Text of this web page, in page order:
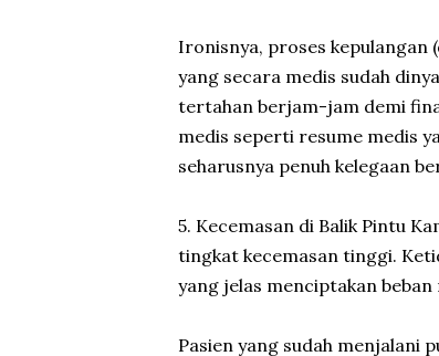
Ironisnya, proses kepulangan
yang secara medis sudah
tertahan berjam-jam demi
medis seperti resume medis
seharusnya penuh kelegaan
5. Kecemasan di Balik Pintu
tingkat kecemasan tinggi.
yang jelas menciptakan
Pasien yang sudah menjalani